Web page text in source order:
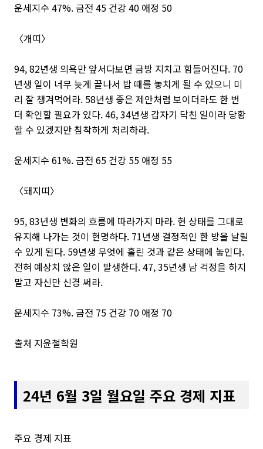
운세지수 47%. 금전 45 건강 40 애정 50
〈개띠〉
94, 82년생 의욕만 앞서다보면 금방 지치고 힘들어진다. 70
년생 일이 너무 늦게 끝나서 밥 때를 놓치게 될 수 있으니 미
리 잘 챙겨먹어라. 58년생 좋은 제안처럼 보이더라도 한 번
더 확인할 필요가 있다. 46, 34년생 갑자기 닥친 일이라 당황
할 수 있겠지만 침착하게 처리하라.
운세지수 61%. 금전 65 건강 55 애정 55
〈돼지띠〉
95, 83년생 변화의 흐름에 따라가지 마라. 현 상태를 그대로
유지해 나가는 것이 현명하다. 71년생 결정적인 한 방을 날릴
수 있게 된다. 59년생 무엇에 홀린 것과 같은 상태에 놓인다.
전혀 예상치 않은 일이 발생한다. 47, 35년생 남 걱정을 하지
말고 자신만 신경 써라.
운세지수 73%. 금전 75 건강 70 애정 70
출처 지윤철학원
24년 6월 3일 월요일 주요 경제 지표
주요 경제 지표